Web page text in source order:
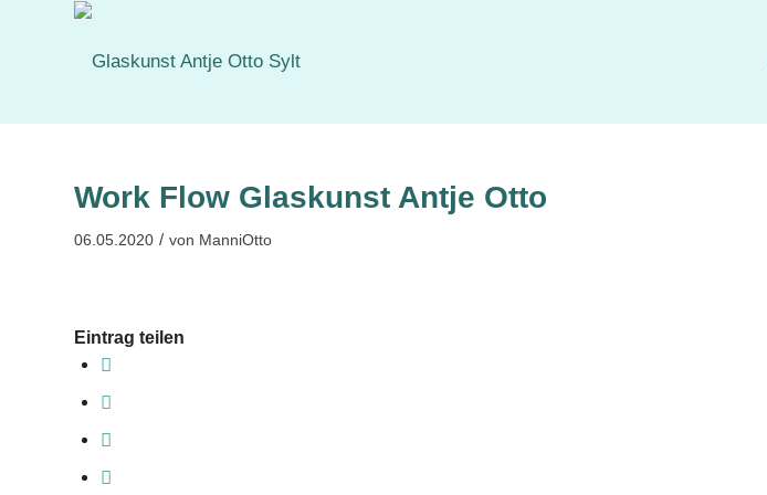
Work Flow Glaskunst Antje Otto
06.05.2020 / von ManniOtto
Eintrag teilen